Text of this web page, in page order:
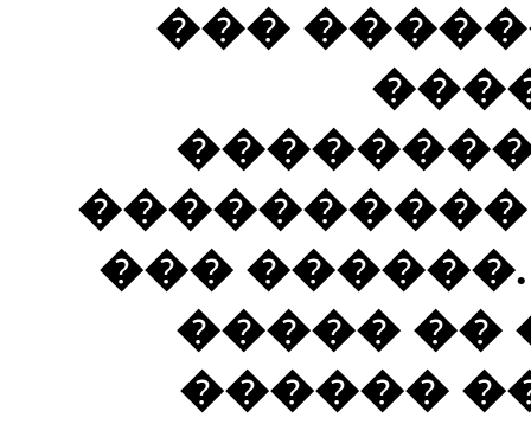
���
���
����� ��
������